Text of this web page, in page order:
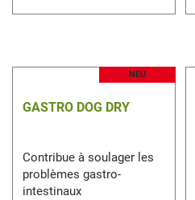
NEU
GASTRO DOG DRY
Contribue à soulager les
problèmes gastro-
intestinaux